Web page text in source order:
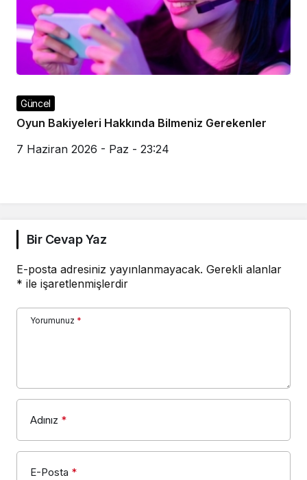
Güncel
Oyun Bakiyeleri Hakkında Bilmeniz Gerekenler
7 Haziran 2026 - Paz - 23:24
Bir Cevap Yaz
E-posta adresiniz yayınlanmayacak. Gerekli alanlar
* ile işaretlenmişlerdir
Yorumunuz *
Adınız *
E-Posta *